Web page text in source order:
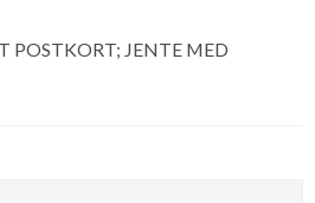
POSTKORT; JENTE MED